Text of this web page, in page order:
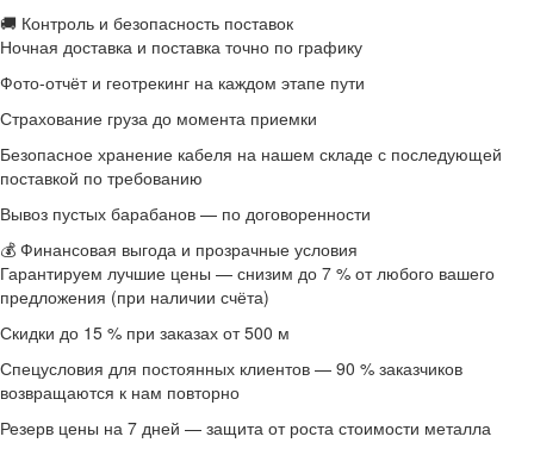
🚚 Контроль и безопасность поставок
Ночная доставка и поставка точно по графику
Фото-отчёт и геотрекинг на каждом этапе пути
Страхование груза до момента приемки
Безопасное хранение кабеля на нашем складе с последующей
поставкой по требованию
Вывоз пустых барабанов — по договоренности
💰 Финансовая выгода и прозрачные условия
Гарантируем лучшие цены — снизим до 7 % от любого вашего
предложения (при наличии счёта)
Скидки до 15 % при заказах от 500 м
Спецусловия для постоянных клиентов — 90 % заказчиков
возвращаются к нам повторно
Резерв цены на 7 дней — защита от роста стоимости металла